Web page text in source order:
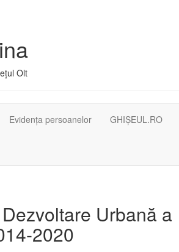
Olt
Evidența persoanelor GHIȘEUL.RO
Urbană a
2020